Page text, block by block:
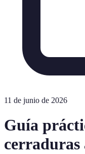
11 de junio de 2026
Guía
cerraduras